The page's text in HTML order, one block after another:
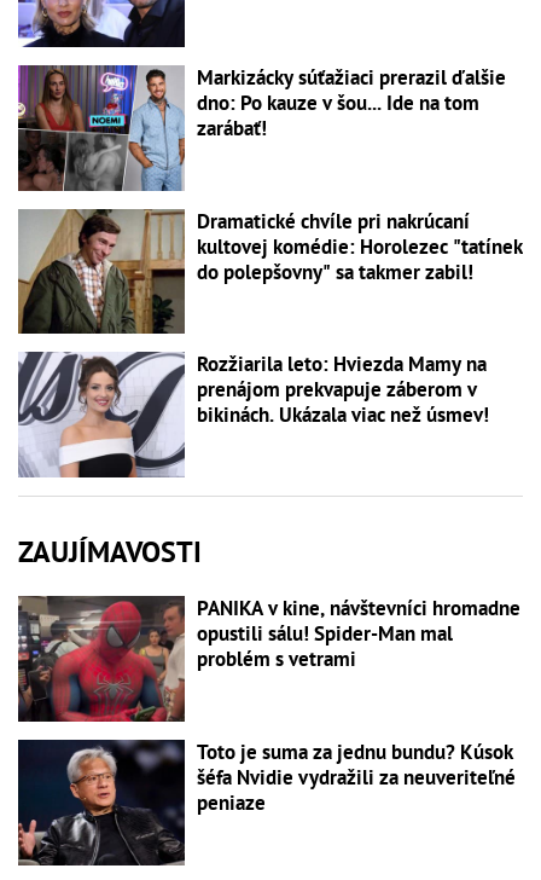
Markizácky súťažiaci prerazil ďalšie
dno: Po kauze v šou... Ide na tom
zarábať!
Dramatické chvíle pri nakrúcaní
kultovej komédie: Horolezec "tatínek
do polepšovny" sa takmer zabil!
Rozžiarila leto: Hviezda Mamy na
prenájom prekvapuje záberom v
bikinách. Ukázala viac než úsmev!
ZAUJÍMAVOSTI
PANIKA v kine, návštevníci hromadne
opustili sálu! Spider-Man mal
problém s vetrami
Toto je suma za jednu bundu? Kúsok
šéfa Nvidie vydražili za neuveriteľné
peniaze